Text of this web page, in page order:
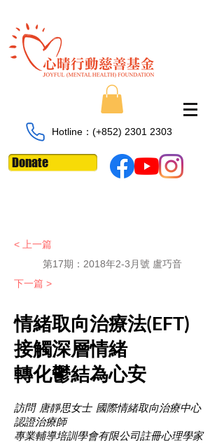
Hotline：​​(+852) 2301 2303
Donate
< 上一篇
第17期：2018年2-3月號 盧巧音
下一篇 >
情緒取向治療法(EFT)
接觸深層情緒
轉化鬱結為心安
訪問 唐靜思女士 國際情緒取向治療中心
認證治療師
專業輔導培訓學會有限公司註冊心理學家